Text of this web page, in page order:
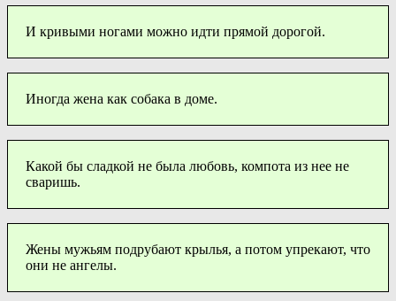
И кривыми ногами можно идти прямой дорогой.
Иногда жена как собака в доме.
Какой бы сладкой не была любовь, компота из нее не
сваришь.
Жены мужьям подрубают крылья, а потом упрекают, что
они не ангелы.